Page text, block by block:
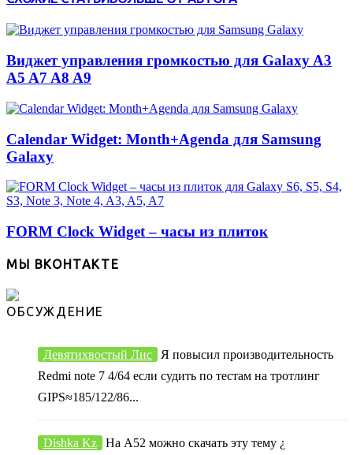
Виджет управления громкостью для Galaxy A3
A5 A7 A8 A9
Calendar Widget: Month+Agenda для Samsung
Galaxy
FORM Clock Widget – часы из плиток
МЫ ВКОНТАКТЕ
ОБСУЖДЕНИЕ
Девятихвостый Лис
Я повысил производительность
Redmi note 7 4/64 если судить по тестам на тротлинг
GIPS≈185/122/86...
Dishka Kz На А52 можно скачать эту тему ¿